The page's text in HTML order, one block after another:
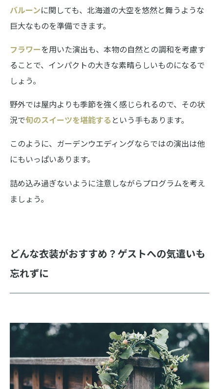
バルーンに関しても、北海道の大空を悠然と舞うような
巨大なものを準備できます。
フラワーを用いた演出も、本物の自然との調和を考慮す
ることで、インパクトの大きな素晴らしいものになるで
しょう。
野外では屋内よりも季節を強く感じられるので、その状
況で旬のスイーツを堪能する という手もあります。
このように、ガーデンウエディングならではの演出は他
にもいっぱいあります。
詰め込み過ぎないように注意しながらプログラムを考え
ましょう。
どんな衣装がおすすめ？ゲストへの気遣いも
忘れずに